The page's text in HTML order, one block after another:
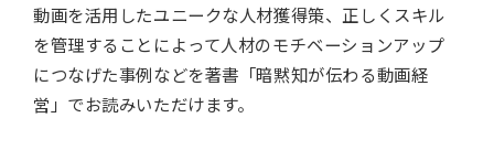
動画を活用したユニークな人材獲得策、正しくスキル
を管理することによって人材のモチベーションアップ
につなげた事例などを著書「暗黙知が伝わる動画経
営」でお読みいただけます。